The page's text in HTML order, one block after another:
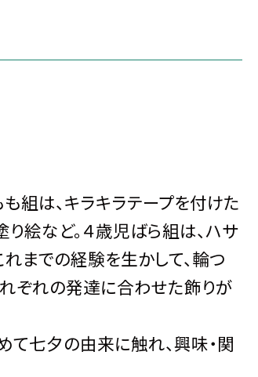
組は、キラキラテープを付けた
絵など。４歳児ばら組は、ハサ
までの経験を生かして、輪つ
れぞれの発達に合わせた飾りが
て七夕の由来に触れ、興味・関